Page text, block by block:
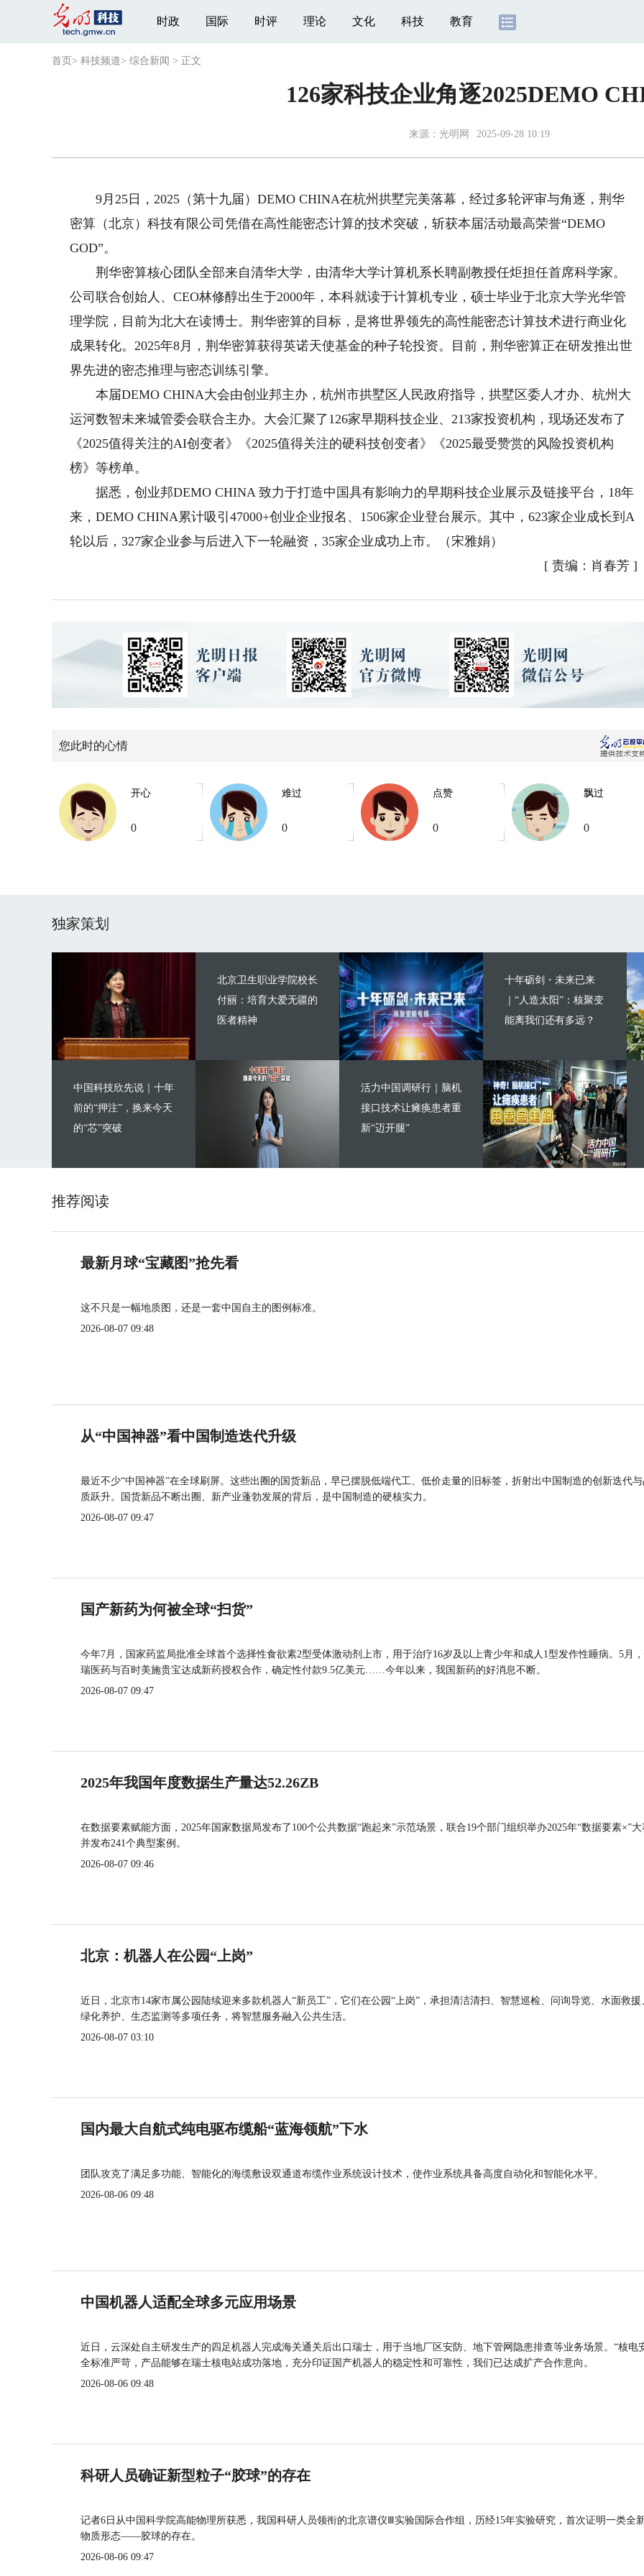
时政 国际 时评 理论 文化 科技 教育
首页 > 科技频道> 综合新闻 > 正文
126家科技企业角逐2025DEMO
来源： 光明网 2025-09-28 10:19
9月25日，2025（第十九届）DEMO CHINA在杭州拱墅完美落幕，经过多轮评审与角逐，荆华
密算（北京）科技有限公司凭借在高性能密态计算的技术突破，斩获本届活动最高荣誉“DEMO
GOD”。
荆华密算核心团队全部来自清华大学，由清华大学计算机系长聘副教授任炬担任首席科学家。
公司联合创始人、CEO林修醇出生于2000年，本科就读于计算机专业，硕士毕业于北京大学光华管
理学院，目前为北大在读博士。荆华密算的目标，是将世界领先的高性能密态计算技术进行商业化
成果转化。2025年8月，荆华密算获得英诺天使基金的种子轮投资。目前，荆华密算正在研发推出世
界先进的密态推理与密态训练引擎。
本届DEMO CHINA大会由创业邦主办，杭州市拱墅区人民政府指导，拱墅区委人才办、杭州大
运河数智未来城管委会联合主办。大会汇聚了126家早期科技企业、213家投资机构，现场还发布了
《2025值得关注的AI创变者》《2025值得关注的硬科技创变者》《2025最受赞赏的风险投资机构
榜》等榜单。
据悉，创业邦DEMO CHINA 致力于打造中国具有影响力的早期科技企业展示及链接平台，18年
来，DEMO CHINA累计吸引47000+创业企业报名、1506家企业登台展示。其中，623家企业成长到A
轮以后，327家企业参与后进入下一轮融资，35家企业成功上市。（宋雅娟）
[ 责编：肖春芳 ]
您此时的心情
开心
0
难过
0
点赞
0
飘过
0
独家策划
北京卫生职业学院校长
付丽：培育大爱无疆的
医者精神
中国科技欣先说｜十年
前的“押注”，换来今天
的“芯”突破
十年砺剑・未来已来
｜“人造太阳”：核聚变
能离我们还有多远？
活力中国调研行｜脑机
接口技术让瘫痪患者重
新“迈开腿”
推荐阅读
最新月球“宝藏图”抢先看
这不只是一幅地质图，还是一套中国自主的图例标准。
2026-08-07 09:48
从“中国神器”看中国制造迭代升级
最近不少“中国神器”在全球刷屏。这些出圈的国货新品，早已摆脱低端代工、低价走量的旧标签，折射出中国制造的创新迭代
质跃升。国货新品不断出圈、新产业蓬勃发展的背后，是中国制造的硬核实力。
2026-08-07 09:47
国产新药为何被全球“扫货”
今年7月，国家药监局批准全球首个选择性食欲素2型受体激动剂上市，用于治疗16岁及以上青少年和成人1型发作性睡病。5月
瑞医药与百时美施贵宝达成新药授权合作，确定性付款9.5亿美元……今年以来，我国新药的好消息不断。
2026-08-07 09:47
2025年我国年度数据生产量达52.26ZB
在数据要素赋能方面，2025年国家数据局发布了100个公共数据“跑起来”示范场景，联合19个部门组织举办2025年“数据要素×”大
并发布241个典型案例。
2026-08-07 09:46
北京：机器人在公园“上岗”
近日，北京市14家市属公园陆续迎来多款机器人“新员工”，它们在公园“上岗”，承担清洁清扫、智慧巡检、问询导览、水面救援
绿化养护、生态监测等多项任务，将智慧服务融入公共生活。
2026-08-07 03:10
国内最大自航式纯电驱布缆船“蓝海领航”下水
团队攻克了满足多功能、智能化的海缆敷设双通道布缆作业系统设计技术，使作业系统具备高度自动化和智能化水平。
2026-08-06 09:48
中国机器人适配全球多元应用场景
近日，云深处自主研发生产的四足机器人完成海关通关后出口瑞士，用于当地厂区安防、地下管网隐患排查等业务场景。“核电
全标准严苛，产品能够在瑞士核电站成功落地，充分印证国产机器人的稳定性和可靠性，我们已达成扩产合作意向。
2026-08-06 09:48
科研人员确证新型粒子“胶球”的存在
记者6日从中国科学院高能物理所获悉，我国科研人员领衔的北京谱仪Ⅲ实验国际合作组，历经15年实验研究，首次证明一类全
物质形态——胶球的存在。
2026-08-06 09:47